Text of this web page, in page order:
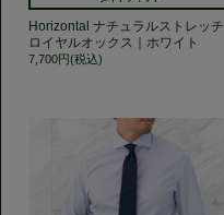
Horizontal ナチュラルストレッチ
ロイヤルオックス｜ホワイト
7,700円(税込)